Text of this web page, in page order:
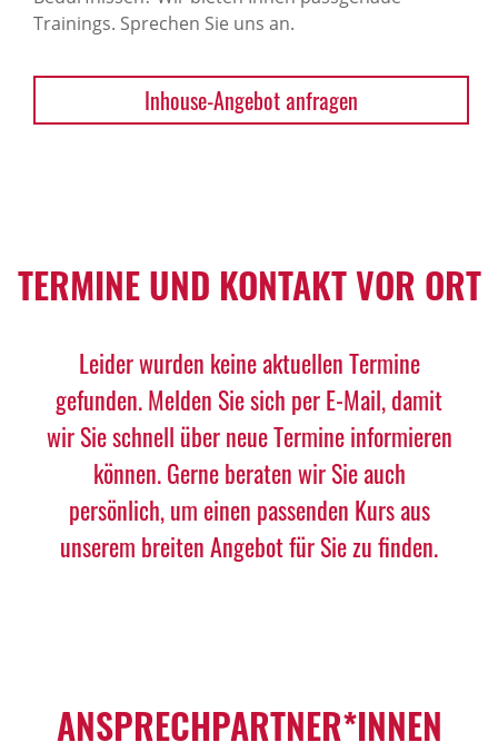
Trainings. Sprechen Sie uns an.
Inhouse-Angebot anfragen
TERMINE UND KONTAKT VOR ORT
Leider wurden keine aktuellen Termine
gefunden. Melden Sie sich per E-Mail, damit
wir Sie schnell über neue Termine informieren
können. Gerne beraten wir Sie auch
persönlich, um einen passenden Kurs aus
unserem breiten Angebot für Sie zu finden.
ANSPRECHPARTNER*INNEN